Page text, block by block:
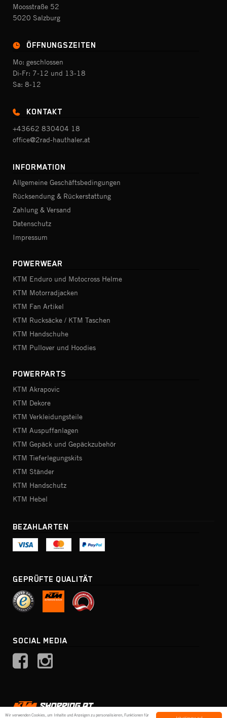
Wir verwenden Cookies, um Inhalte und Anzeigen zu personalisieren, Funktionen für
Moosstraße 52
5020 Salzburg
ÖFFNUNGSZEITEN
Mo: geschlossen
Di-Fr: 7-12 und 13-18
Sa: 8-12
KONTAKT
+43662 830404 18
office@2rad-hauthaler.at
INFORMATION
Allgemeine Geschäftsbedingungen
Rücksendung & Rückerstattung
Zahlung & Versand
Datenschutz
Impressum
POWERWEAR
KTM Enduro und Motocross Helme
KTM Motorradjacken
KTM Fan Artikel
KTM Rucksäcke / KTM Taschen
KTM Handschuhe
KTM Pullover und Hoodies
POWERPARTS
KTM Akrapovic
KTM Dekore
KTM Verkleidungsteile
KTM Auspuffanlagen
KTM Gepäck und Gepäckzubehör
KTM Tieferlegungskits
KTM Ständer
KTM Handschutz
KTM Hebel
BEZAHLARTEN
GEPRÜFTE QUALITÄT
SOCIAL MEDIA